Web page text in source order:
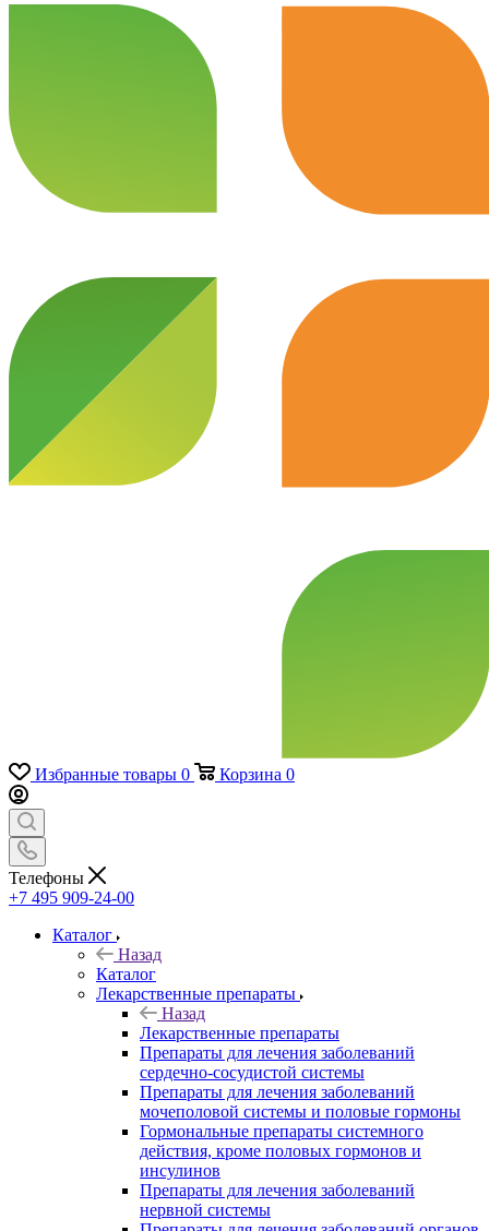
Избранные товары 0 Корзина 0
Телефоны
+7 495 909-24-00
Каталог
Назад
Каталог
Лекарственные препараты
Назад
Лекарственные препараты
Препараты для лечения заболеваний
сердечно-сосудистой системы
Препараты для лечения заболеваний
мочеполовой системы и половые гормоны
Гормональные препараты системного
действия, кроме половых гормонов и
инсулинов
Препараты для лечения заболеваний
нервной системы